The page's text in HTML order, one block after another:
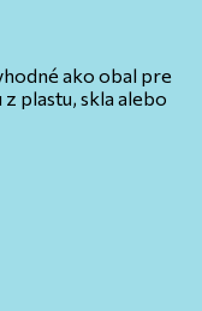
ako obal pre
plastu, skla alebo